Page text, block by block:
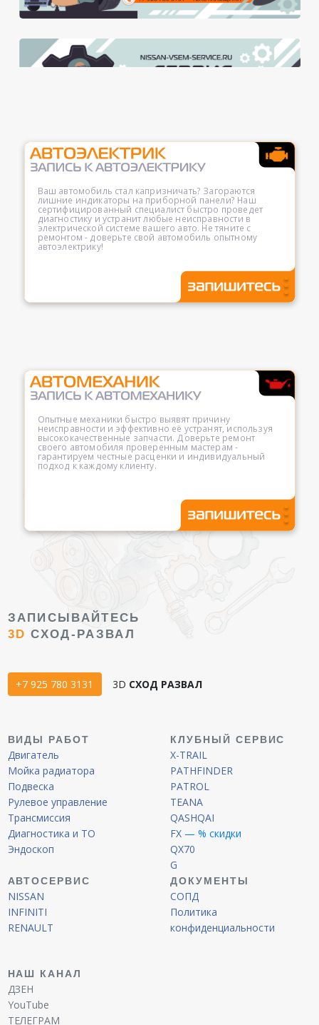
Ваш автомобиль стал капризничать? Загораются
лишние индикаторы на приборной панели? Наш
сертифицированный специалист быстро проведет
диагностику и устранит любые неисправности в
электрической системе вашего авто. Не тяните с
ремонтом - доверьте свой автомобиль опытному
автоэлектрику!
Опытные механики быстро выявят причину
неисправности и эффективно её устранят, используя
высококачественные запчасти. Доверьте ремонт
своего автомобиля проверенным мастерам -
гарантируем честные расценки и индивидуальный
подход к каждому клиенту.
ЗАПИСЫВАЙТЕСЬ
3D СХОД-РАЗВАЛ
+7 925 780 3131 3D СХОД РАЗВАЛ
ВИДЫ РАБОТ
Двигатель
Мойка радиатора
Подвеска
Рулевое управление
Трансмиссия
Диагностика и ТО
Эндоскоп
КЛУБНЫЙ СЕРВИС
X-TRAIL
PATHFINDER
PATROL
TEANA
QASHQAI
FX — % скидки
QX70
G
АВТОСЕРВИС
NISSAN
INFINITI
RENAULT
ДОКУМЕНТЫ
СОПД
Политика
конфиденциальности
НАШ КАНАЛ
ДЗЕН
YouTube
ТЕЛЕГРАМ